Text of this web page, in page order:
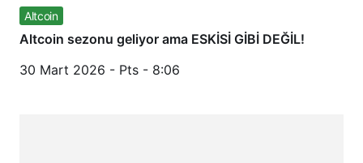
Altcoin
Altcoin sezonu geliyor ama ESKİSİ GİBİ DEĞİL!
30 Mart 2026 - Pts - 8:06